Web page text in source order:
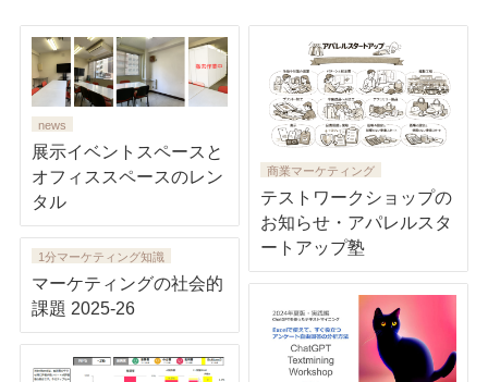
news
展示イベントスペースと
オフィススペースのレン
タル
商業マーケティング
テストワークショップの
お知らせ・アパレルスタ
ートアップ塾
1分マーケティング知識
マーケティングの社会的
課題 2025-26